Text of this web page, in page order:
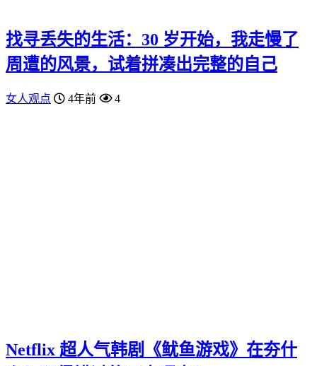
找寻丢失的生活：30 岁开始，我走慢了
周遭的风景，试着拼凑出完整的自己
女人观点 4年前 4
Netflix 超人气韩剧《鱿鱼游戏》在夯什